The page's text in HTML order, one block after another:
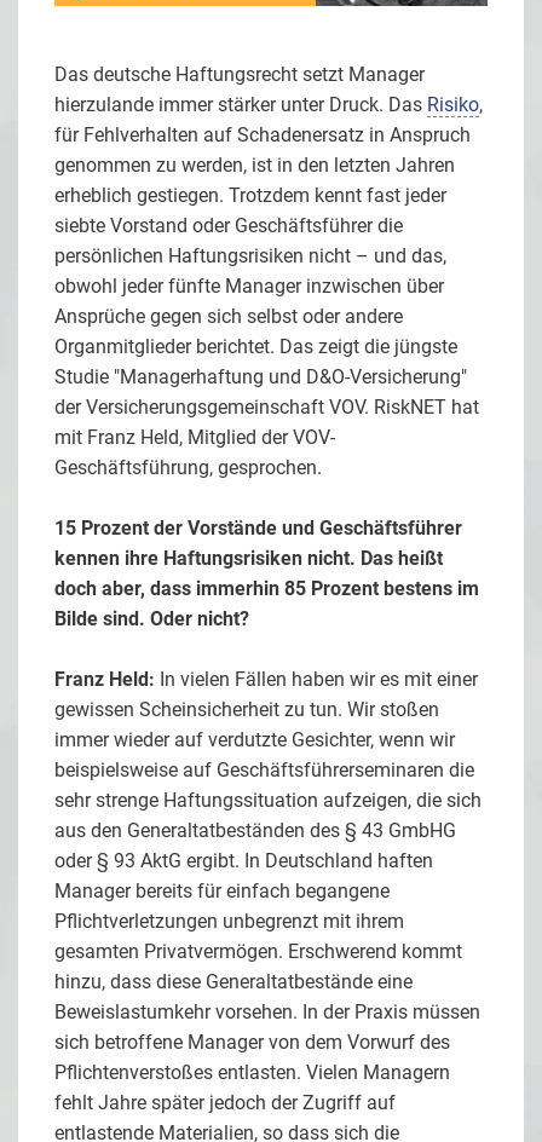
Das deutsche Haftungsrecht setzt Manager
hierzulande immer stärker unter Druck. Das Risiko,
für Fehlverhalten auf Schadenersatz in Anspruch
genommen zu werden, ist in den letzten Jahren
erheblich gestiegen. Trotzdem kennt fast jeder
siebte Vorstand oder Geschäftsführer die
persönlichen Haftungsrisiken nicht – und das,
obwohl jeder fünfte Manager inzwischen über
Ansprüche gegen sich selbst oder andere
Organmitglieder berichtet. Das zeigt die jüngste
Studie "Managerhaftung und D&O-Versicherung"
der Versicherungsgemeinschaft VOV. RiskNET hat
mit Franz Held, Mitglied der VOV-
Geschäftsführung, gesprochen.
15 Prozent der Vorstände und Geschäftsführer
kennen ihre Haftungsrisiken nicht. Das heißt
doch aber, dass immerhin 85 Prozent bestens im
Bilde sind. Oder nicht?
Franz Held: In vielen Fällen haben wir es mit einer
gewissen Scheinsicherheit zu tun. Wir stoßen
immer wieder auf verdutzte Gesichter, wenn wir
beispielsweise auf Geschäftsführerseminaren die
sehr strenge Haftungssituation aufzeigen, die sich
aus den Generaltatbeständen des § 43 GmbHG
oder § 93 AktG ergibt. In Deutschland haften
Manager bereits für einfach begangene
Pflichtverletzungen unbegrenzt mit ihrem
gesamten Privatvermögen. Erschwerend kommt
hinzu, dass diese Generaltatbestände eine
Beweislastumkehr vorsehen. In der Praxis müssen
sich betroffene Manager von dem Vorwurf des
Pflichtenverstoßes entlasten. Vielen Managern
fehlt Jahre später jedoch der Zugriff auf
entlastende Materialien, so dass sich die